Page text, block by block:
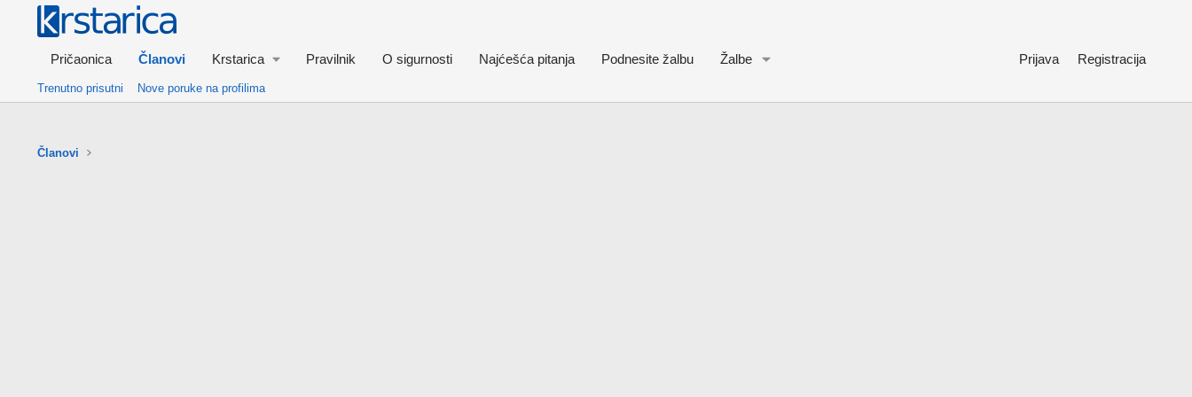
Pričaonica Članovi Krstarica Pravilnik O sigurnosti Najćešća pitanja Podnesite žalbu Žalbe Prijava Registracija
Trenutno prisutni Nove poruke na profilima
Članovi